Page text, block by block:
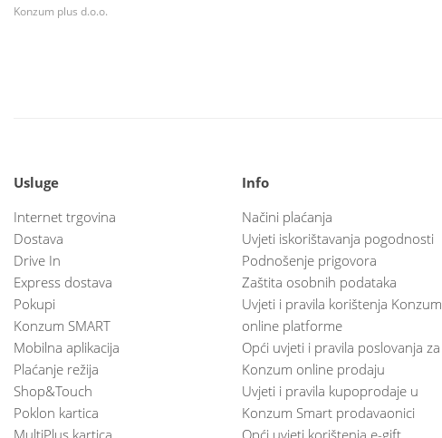
Konzum plus d.o.o.
Usluge
Internet trgovina
Dostava
Drive In
Express dostava
Pokupi
Konzum SMART
Mobilna aplikacija
Plaćanje režija
Shop&Touch
Poklon kartica
MultiPlus kartica
Info
Načini plaćanja
Uvjeti iskorištavanja pogodnosti
Podnošenje prigovora
Zaštita osobnih podataka
Uvjeti i pravila korištenja Konzum
online platforme
Opći uvjeti i pravila poslovanja za
Konzum online prodaju
Uvjeti i pravila kupoprodaje u
Konzum Smart prodavaonici
Opći uvjeti korištenja e-gift